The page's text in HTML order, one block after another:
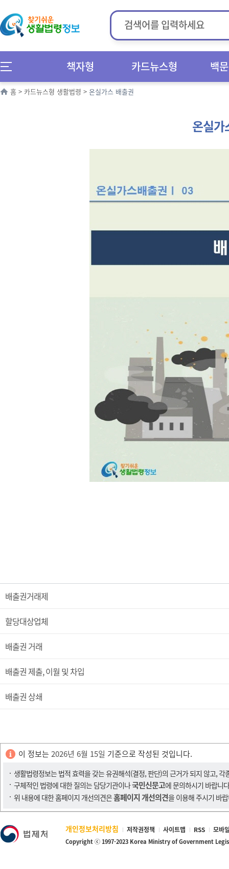
책자형 카드뉴스형 백
홈 > 카드뉴스형 생활법령 > 온실가스 배출권
온실가
배출권거래제
할당대상업체
배출권 거래
배출권 제출, 이월 및 차입
배출권 상쇄
이 정보는 2026년 6월 15일 기준으로 작성된 것입니다.
생활법령정보는 법적 효력을 갖는 유권해석(결정, 판단)의 근거가 되지 않고,
구체적인 법령에 대한 질의는 담당기관이나국민신문고에 문의하시기 바랍니
위 내용에 대한 홈페이지 개선의견은홈페이지 개선의견을 이용해 주시기 바
개인정보처리방침 저작권정책 사이트맵 RSS 모바
Copyright ⓒ 1997-2023 Korea Ministry of Government